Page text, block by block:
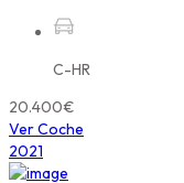
C-HR
20.400€
Ver Coche
2021